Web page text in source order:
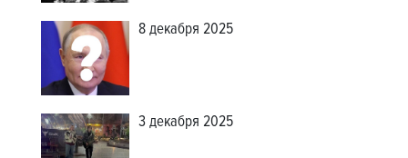
8 декабря 2025
3 декабря 2025